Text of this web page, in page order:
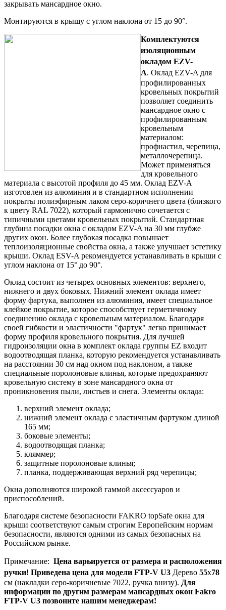
закрывать мансардное окно.
Монтируются в крышу с углом наклона от 15 до 90°.
Комплектуются
изоляционным
окладом EZV-
A. Оклад EZV-A для
профилированных
кровельных покрытий
позволяет соединить
мансардное окно с
профилированным
кровельным
материалом:
профнастил, черепица,
металлочерепица.
Может применяться
для кровельного
материала с высотой профиля до 45 мм. Оклад EZV-A
изготовлен из алюминия и в стандартном исполнении
покрыты полиэфирным лаком серо-коричнего цвета (близкого
к цвету RAL 7022), который гармонично сочетается с
типичными цветами кровельных покрытий. Стандартная
глубина посадки окна с окладом EZV-A на 30 мм глубже
других окон. Более глубокая посадка повышает
теплоизоляционные свойства окна, а также улучшает эстетику
крыши. Оклад ESV-A рекомендуется устанавливать в крыши с
углом наклона от 15° до 90°.
Оклад состоит из четырех основных элементов: верхнего,
нижнего и двух боковых. Нижний элемент оклада имеет
форму фартука, выполнен из алюминия, имеет специальное
клейкое покрытие, которое способствует герметичному
соединению оклада с кровельным материалом. Благодаря
своей гибкости и эластичности "фартук" легко принимает
форму профиля кровельного покрытия. Для лучшей
гидроизоляции окна в комплект оклада группы EZ входит
водоотводящая планка, которую рекомендуется устанавливать
на расстоянии 30 см над окном под наклоном, а также
специальные поролоновые клинья, которые предохраняют
кровельную систему в зоне мансардного окна от
проникновения пыли, листьев и снега. Элементы оклада:
верхний элемент оклада;
нижний элемент оклада с эластичным фартуком длиной
165 мм;
боковые элементы;
водоотводящая планка;
кляммер;
защитные поролоновые клинья;
планка, поддерживающая верхний ряд черепицы;
Окна дополняются широкой гаммой аксессуаров и
приспособлений.
Благодаря системе безопасности FAKRO topSafe окна для
крыши соответствуют самым строгим Европейским нормам
безопасности, являются одними из самых безопасных на
Российском рынке.
Примечание: Цена варьируется от размера и расположения
ручки! Приведена цена для модели FTP-V U3 Дерево 55х78
см (накладки серо-коричневые 7022, ручка внизу). Для
информации по другим размерам мансардных окон Fakro
FTP-V U3 позвоните нашим менеджерам!